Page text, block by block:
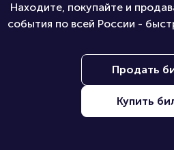
Находите, покупайте и
события по всей России -
Продать
Купить